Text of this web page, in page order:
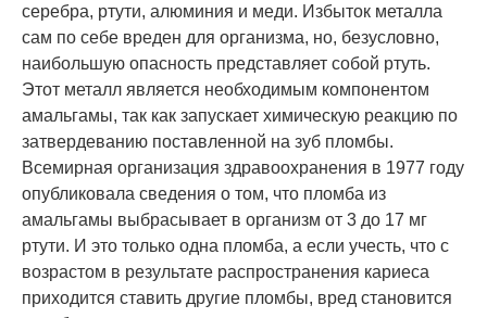
серебра, ртути, алюминия и меди. Избыток металла
сам по себе вреден для организма, но, безусловно,
наибольшую опасность представляет собой ртуть.
Этот металл является необходимым компонентом
амальгамы, так как запускает химическую реакцию по
затвердеванию поставленной на зуб пломбы.
Всемирная организация здравоохранения в 1977 году
опубликовала сведения о том, что пломба из
амальгамы выбрасывает в организм от 3 до 17 мг
ртути. И это только одна пломба, а если учесть, что с
возрастом в результате распространения кариеса
приходится ставить другие пломбы, вред становится